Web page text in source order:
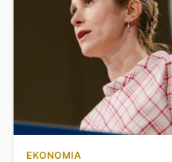
EKONOMIA